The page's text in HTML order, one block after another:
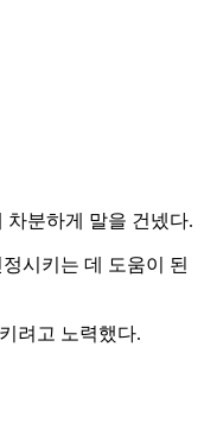
차분하게 말을 건넸다.
시키는 데 도움이 된
려고 노력했다.